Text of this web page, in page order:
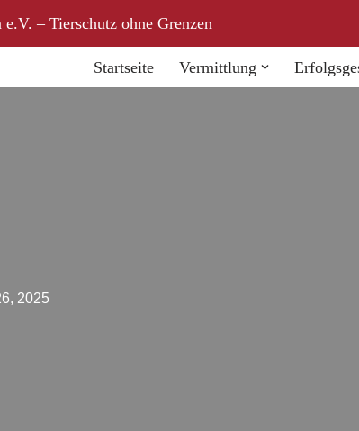
– Tierschutz ohne Grenzen
Startseite Vermittlung
2025